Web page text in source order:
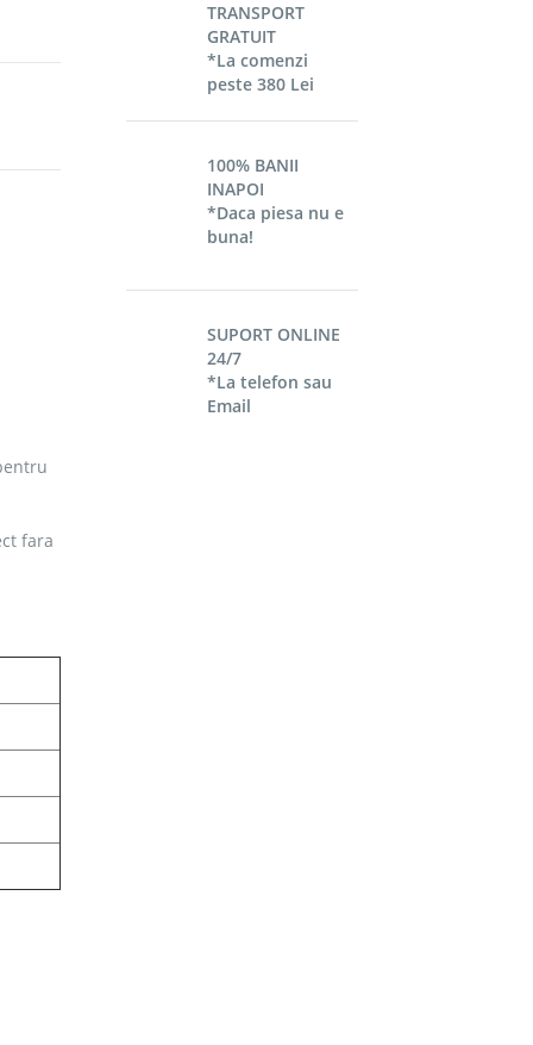
fara
TRANSPORT
GRATUIT
*La comenzi
peste 380 Lei
100% BANII
INAPOI
*Daca piesa nu e
buna!
SUPORT ONLINE
24/7
*La telefon sau
Email